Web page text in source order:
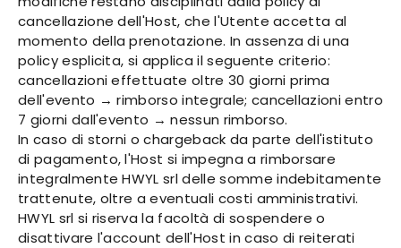
cancellazione dell'Host, che l'Utente accetta al
momento della prenotazione. In assenza di una
policy esplicita, si applica il seguente criterio:
cancellazioni effettuate oltre 30 giorni prima
dell'evento → rimborso integrale; cancellazioni entro
7 giorni dall'evento → nessun rimborso.
In caso di storni o chargeback da parte dell'istituto
di pagamento, l'Host si impegna a rimborsare
integralmente HWYL srl delle somme indebitamente
trattenute, oltre a eventuali costi amministrativi.
HWYL srl si riserva la facoltà di sospendere o
disattivare l'account dell'Host in caso di reiterati